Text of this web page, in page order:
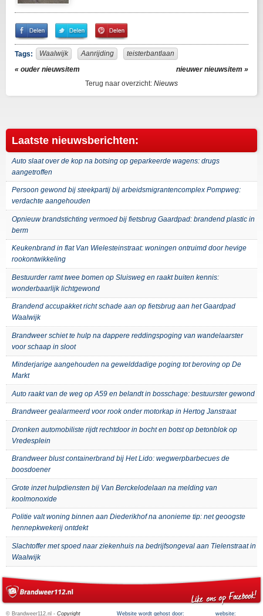
Share
on
Facebook
Share
on
Twitter
Pin
It!
Tags: Waalwijk Aanrijding
teisterbantlaan
« ouder nieuwsitem
nieuwer nieuwsitem »
Terug naar overzicht: Nieuws
Laatste nieuwsberichten:
Auto slaat over de kop na botsing op geparkeerde wagens: drugs
aangetroffen
Persoon gewond bij steekpartij bij arbeidsmigrantencomplex Pompweg:
verdachte aangehouden
Opnieuw brandstichting vermoed bij fietsbrug Gaardpad: brandend plastic in
berm
Keukenbrand in flat Van Wielesteinstraat: woningen ontruimd door hevige
rookontwikkeling
Bestuurder ramt twee bomen op Sluisweg en raakt buiten kennis:
wonderbaarlijk lichtgewond
Brandend accupakket richt schade aan op fietsbrug aan het Gaardpad
Waalwijk
Brandweer schiet te hulp na dappere reddingspoging van wandelaarster
voor schaap in sloot
Minderjarige aangehouden na gewelddadige poging tot beroving op De
Markt
Auto raakt van de weg op A59 en belandt in bosschage: bestuurster gewond
Brandweer gealarmeerd voor rook onder motorkap in Hertog Janstraat
Dronken automobiliste rijdt rechtdoor in bocht en botst op betonblok op
Vredesplein
Brandweer blust containerbrand bij Het Lido: wegwerpbarbecues de
boosdoener
Grote inzet hulpdiensten bij Van Berckelodelaan na melding van
koolmonoxide
Politie valt woning binnen aan Diederikhof na anonieme tip: net geoogste
hennepkwekerij ontdekt
Slachtoffer met spoed naar ziekenhuis na bedrijfsongeval aan Tielenstraat in
Waalwijk
© Brandweer112.nl - Copyright Website wordt gehost door: website: